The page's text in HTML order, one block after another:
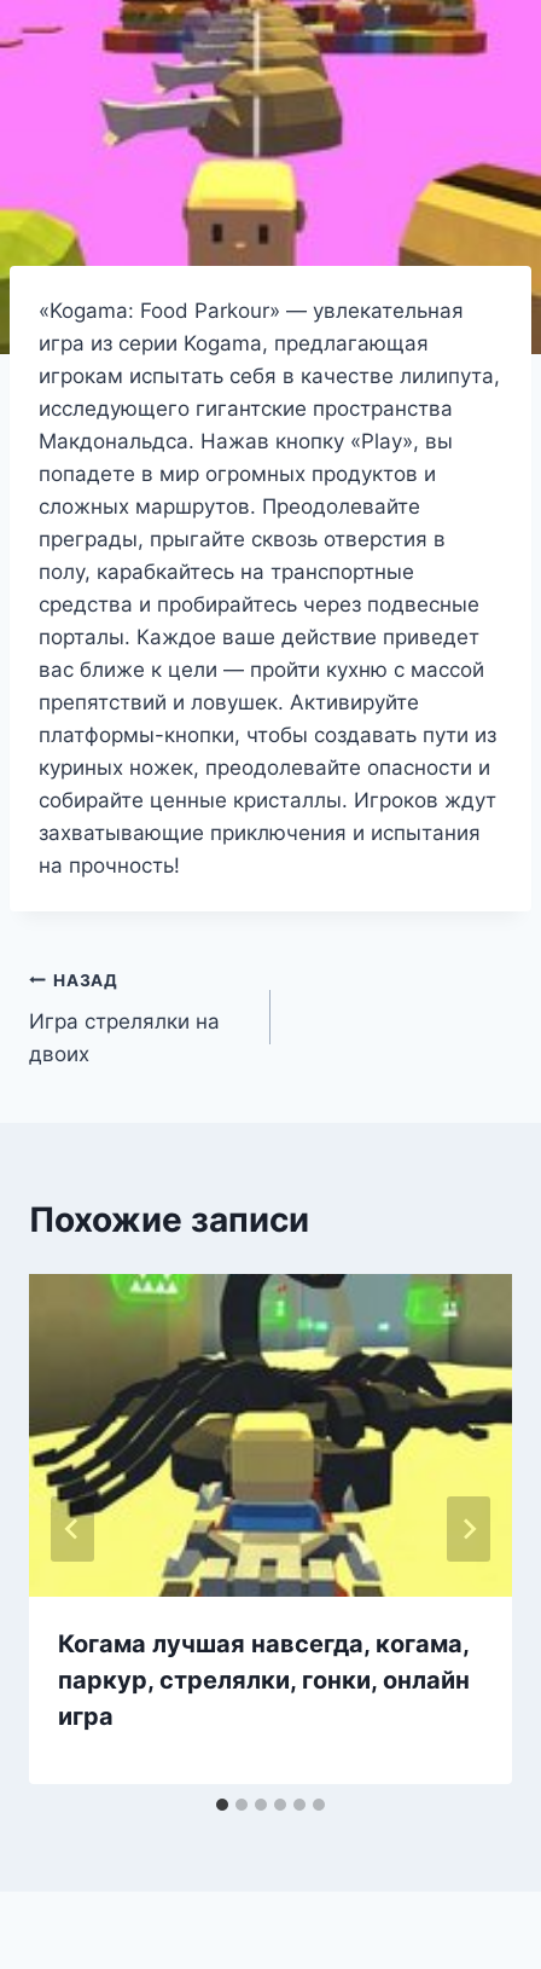
«Kogama: Food Parkour» — увлекательная
игра из серии Kogama, предлагающая
игрокам испытать себя в качестве лилипута,
исследующего гигантские пространства
Макдональдса. Нажав кнопку «Play», вы
попадете в мир огромных продуктов и
сложных маршрутов. Преодолевайте
преграды, прыгайте сквозь отверстия в
полу, карабкайтесь на транспортные
средства и пробирайтесь через подвесные
порталы. Каждое ваше действие приведет
вас ближе к цели — пройти кухню с массой
препятствий и ловушек. Активируйте
платформы-кнопки, чтобы создавать пути из
куриных ножек, преодолевайте опасности и
собирайте ценные кристаллы. Игроков ждут
захватывающие приключения и испытания
на прочность!
Навигация
по
НАЗАД
Игра стрелялки на
двоих
Похожие записи
Когама лучшая навсегда, когама,
паркур, стрелялки, гонки, онлайн
игра